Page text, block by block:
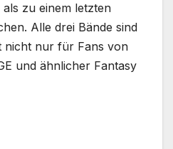
zu einem letzten
Alle drei Bände sind
nicht nur für Fans von
und ähnlicher Fantasy